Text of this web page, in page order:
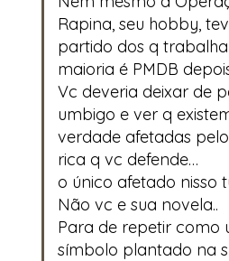
Rapina, seu hobby,
partido dos q
maioria é PMDB
Vc deveria deixar de
umbigo e ver q
verdade afetadas
rica q vc defende…
o único afetado nisso
Não vc e sua novela..
Para de repetir como
símbolo plantado na